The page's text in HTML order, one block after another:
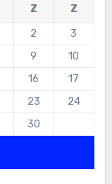
Z
Z
2
3
9
10
16
17
23
24
30